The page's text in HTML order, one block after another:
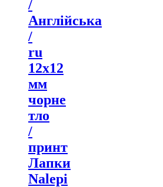
/
Англійська
/
ru
12х12
мм
чорне
тло
/
принт
Лапки
Nalepi